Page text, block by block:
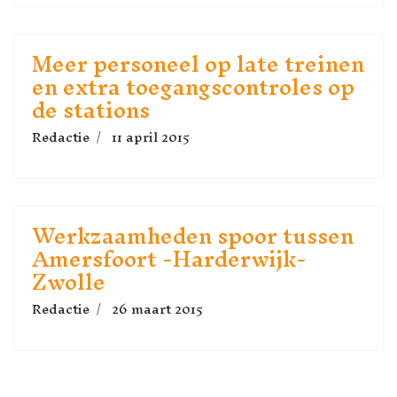
Meer personeel op late treinen
en extra toegangscontroles op
de stations
Redactie 11 april 2015
Werkzaamheden spoor tussen
Amersfoort -Harderwijk-
Zwolle
Redactie 26 maart 2015